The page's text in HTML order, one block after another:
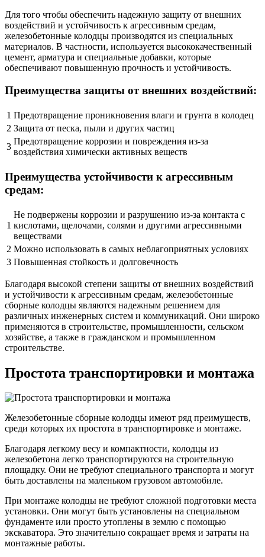
Для того чтобы обеспечить надежную защиту от внешних
воздействий и устойчивость к агрессивным средам,
железобетонные колодцы производятся из специальных
материалов. В частности, используется высококачественный
цемент, арматура и специальные добавки, которые
обеспечивают повышенную прочность и устойчивость.
Преимущества защиты от внешних воздействий:
1 Предотвращение проникновения влаги и грунта в колодец
2 Защита от песка, пыли и других частиц
3
Предотвращение коррозии и повреждения из-за
воздействия химически активных веществ
Преимущества устойчивости к агрессивным
средам:
1
Не подвержены коррозии и разрушению из-за контакта с
кислотами, щелочами, солями и другими агрессивными
веществами
2 Можно использовать в самых неблагоприятных условиях
3 Повышенная стойкость и долговечность
Благодаря высокой степени защиты от внешних воздействий
и устойчивости к агрессивным средам, железобетонные
сборные колодцы являются надежным решением для
различных инженерных систем и коммуникаций. Они широко
применяются в строительстве, промышленности, сельском
хозяйстве, а также в гражданском и промышленном
строительстве.
Простота транспортировки и монтажа
Железобетонные сборные колодцы имеют ряд преимуществ,
среди которых их простота в транспортировке и монтаже.
Благодаря легкому весу и компактности, колодцы из
железобетона легко транспортируются на строительную
площадку. Они не требуют специального транспорта и могут
быть доставлены на маленьком грузовом автомобиле.
При монтаже колодцы не требуют сложной подготовки места
установки. Они могут быть установлены на специальном
фундаменте или просто утоплены в землю с помощью
экскаватора. Это значительно сокращает время и затраты на
монтажные работы.